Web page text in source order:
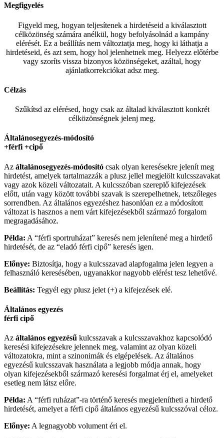
Megfigyelés
Figyeld meg, hogyan teljesítenek a hirdetéseid a kiválasztott
célközönség számára anélkül, hogy befolyásolnád a kampány
elérését. Ez a beállítás nem változtatja meg, hogy ki láthatja a
hirdetéseid, és azt sem, hogy hol jelenhetnek meg. Helyezz előtérbe
vagy szoríts vissza bizonyos közönségeket, azáltal, hogy
ajánlatkorrekciókat adsz meg.
Célzás
Szűkítsd az elérésed, hogy csak az általad kiválasztott konkrét
célközönségnek jelenj meg.
Általánosegyezés-módosító
+férfi +cipő
Az általánosegyezés-módosító csak olyan keresésekre jelenít meg
hirdetést, amelyek tartalmazzák a plusz jellel megjelölt kulcsszavakat
vagy azok közeli változatait. A kulcsszóban szereplő kifejezések
előtt, után vagy között további szavak is szerepelhetnek, tetszőleges
sorrendben. Az általános egyezéshez hasonlóan ez a módosított
változat is hasznos a nem várt kifejezésekből származó forgalom
megragadásához.
Példa: A “férfi sportruházat” keresés nem jelenítené meg a hirdető
hirdetését, de az “eladó férfi cipő” keresés igen.
Előnye: Biztosítja, hogy a kulcsszavad alapfogalma jelen legyen a
felhasználó keresésében, ugyanakkor nagyobb elérést tesz lehetővé.
Beállítás: Tegyél egy plusz jelet (+) a kifejezések elé.
Általános egyezés
férfi cipő
Az általános egyezésű kulcsszavak a kulcsszavakhoz kapcsolódó
keresési kifejezésekre jelennek meg, valamint az olyan közeli
változatokra, mint a szinonimák és elgépelések. Az általános
egyezésű kulcsszavak használata a legjobb módja annak, hogy
olyan kifejezésekből származó keresési forgalmat érj el, amelyeket
esetleg nem látsz előre.
Példa: A “férfi ruházat”-ra történő keresés megjelenítheti a hirdető
hirdetését, amelyet a férfi cipő általános egyezésű kulcsszóval céloz.
Előnye: A legnagyobb volument éri el.